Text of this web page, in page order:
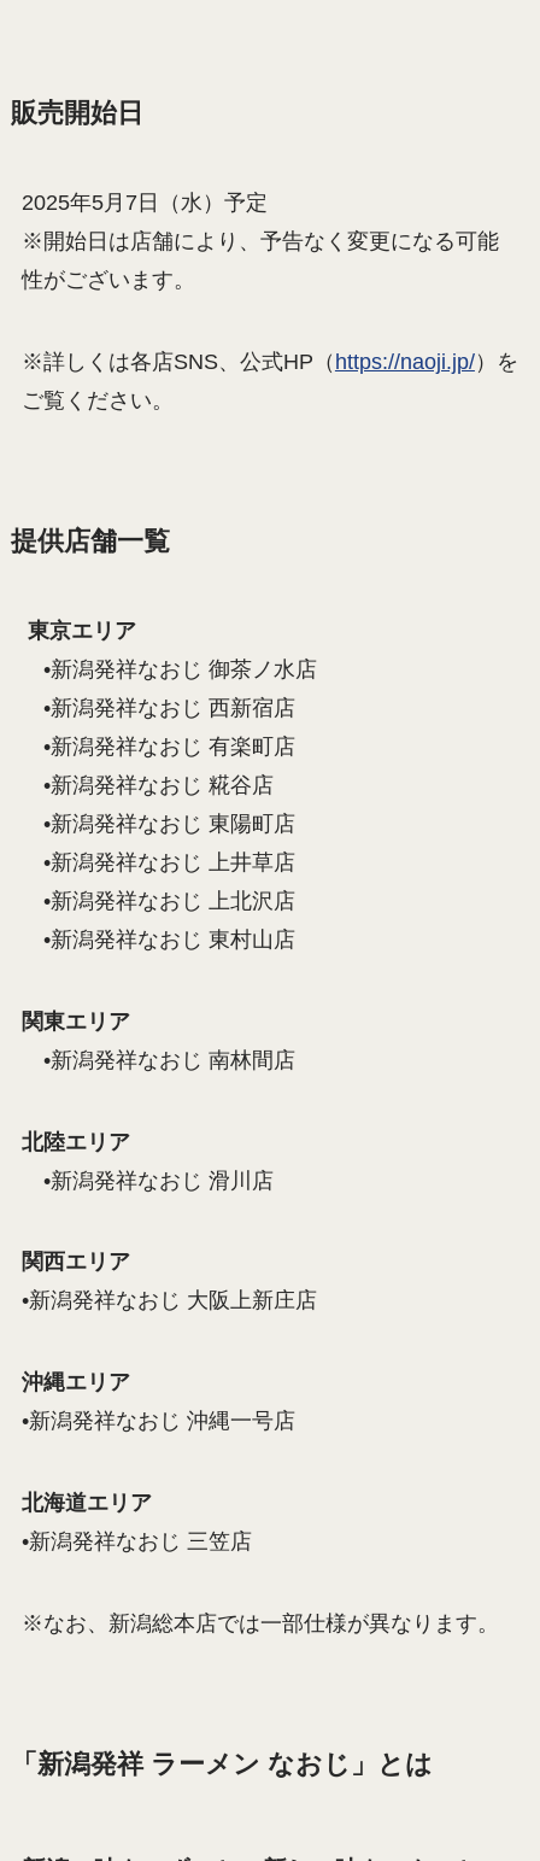
販売開始日
2025年5月7日（水）予定
※開始日は店舗により、予告なく変更になる可能
性がございます。
※詳しくは各店SNS、公式HP（ https://naoji.jp/）を
ご覧ください。
提供店舗一覧
東京エリア
•新潟発祥なおじ 御茶ノ水店
•新潟発祥なおじ 西新宿店
•新潟発祥なおじ 有楽町店
•新潟発祥なおじ 糀谷店
•新潟発祥なおじ 東陽町店
•新潟発祥なおじ 上井草店
•新潟発祥なおじ 上北沢店
•新潟発祥なおじ 東村山店
関東エリア
•新潟発祥なおじ 南林間店
北陸エリア
•新潟発祥なおじ 滑川店
関西エリア
•新潟発祥なおじ 大阪上新庄店
沖縄エリア
•新潟発祥なおじ 沖縄一号店
北海道エリア
•新潟発祥なおじ 三笠店
※なお、新潟総本店では一部仕様が異なります。
「新潟発祥 ラーメン なおじ」とは